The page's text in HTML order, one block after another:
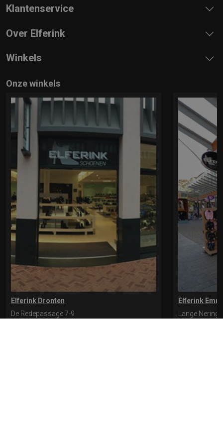
Klantenservice
Over Elferink
Winkels
Onze winkels
Elferink Dronten
De Redepassage 7-9
Elferink
Lange Nering